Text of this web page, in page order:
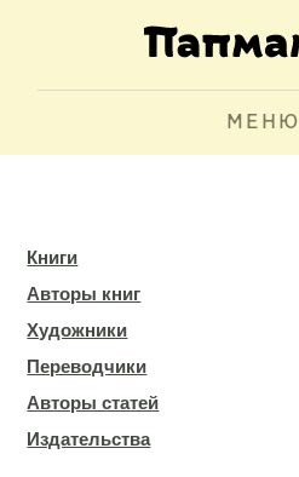
МЕНЮ
Книги
Авторы книг
Художники
Переводчики
Авторы статей
Издательства